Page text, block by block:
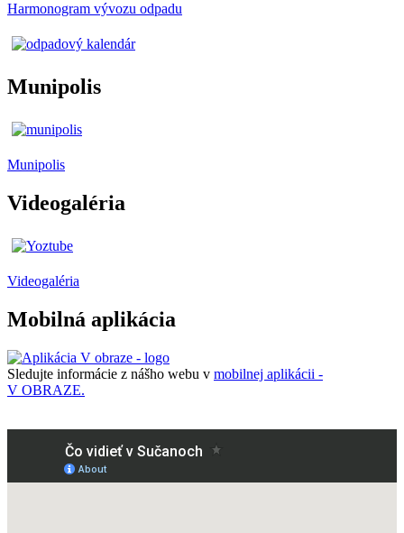
Harmonogram vývozu odpadu
Munipolis
Munipolis
Videogaléria
Videogaléria
Mobilná aplikácia
Sledujte informácie z nášho webu v mobilnej aplikácii -
V OBRAZE.